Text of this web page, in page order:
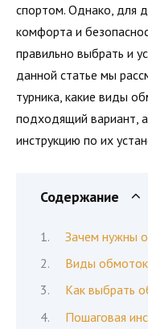
спортом. Однако, для
комфорта и
правильно выбрать и
данной статье мы
турника, какие виды
подходящий вариант,
инструкцию по их
Содержание
Зачем нужны
Виды обмоток
Как выбрать
Пошаговая